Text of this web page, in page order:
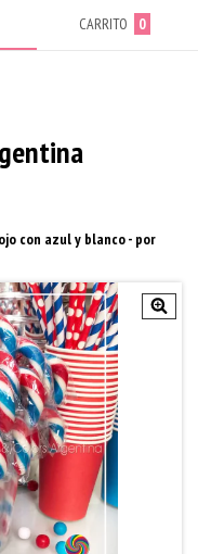
CARRITO 0
con azul y blanco - por